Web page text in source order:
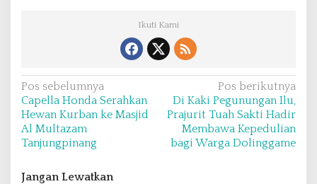
Ikuti Kami
N
a
v
i
g
Pos sebelumnya
Capella Honda Serahkan
Hewan Kurban ke Masjid
Al Multazam
Tanjungpinang
Pos berikutnya
Di Kaki Pegunungan Ilu,
Prajurit Tuah Sakti Hadir
Membawa Kepedulian
bagi Warga Dolinggame
Jangan Lewatkan